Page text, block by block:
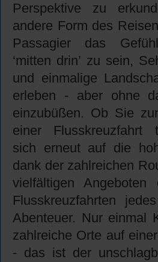
Perspektive zu
andere Form des
Passagier das
‘mitten drin’ zu sein,
und einmalige
erleben - aber ohne
einzubüßen. Ob Sie
einer Flusskreuzfahrt
sich erneut auf die
dank der zahlreichen
vielfältigen
Flusskreuzfahrten
Abenteuer. Nur einmal
zahlreiche Orte auf
- das ist der